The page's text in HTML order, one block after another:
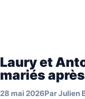
Laury et
mariés
28 mai 2026ParJulien